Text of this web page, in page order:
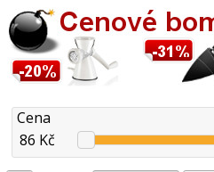
Cena
86 Kč